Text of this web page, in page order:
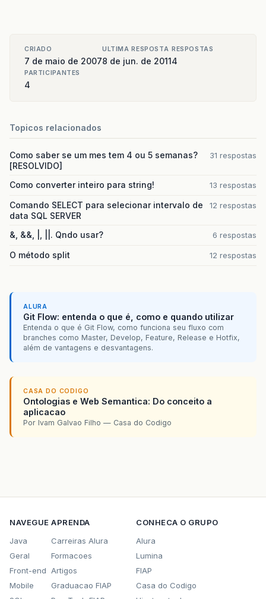
CRIADO
7 de maio de 2007
ULTIMA RESPOSTA
8 de jun. de 2011
RESPOSTAS
4
PARTICIPANTES
4
Topicos relacionados
Como saber se um mes tem 4 ou 5 semanas?
[RESOLVIDO]
31 respostas
Como converter inteiro para string! 13 respostas
Comando SELECT para selecionar intervalo de
data SQL SERVER
12 respostas
&, &&, |, ||. Qndo usar? 6 respostas
O método split 12 respostas
ALURA
Git Flow: entenda o que é, como e quando utilizar
Entenda o que é Git Flow, como funciona seu fluxo com
branches como Master, Develop, Feature, Release e Hotfix,
além de vantagens e desvantagens.
CASA DO CODIGO
Ontologias e Web Semantica: Do conceito a
aplicacao
Por Ivam Galvao Filho — Casa do Codigo
NAVEGUE
Java
Geral
Front-end
Mobile
APRENDA
Carreiras Alura
Formacoes
Artigos
Graduacao FIAP
CONHECA O GRUPO
Alura
Lumina
FIAP
Casa do Codigo